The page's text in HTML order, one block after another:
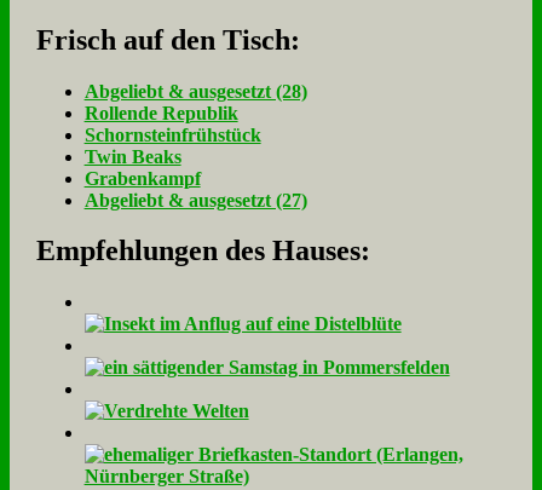
Frisch auf den Tisch:
Ab­ge­liebt & aus­ge­setzt (28)
Rol­len­de Re­pu­blik
Schorn­stein­früh­stück
Twin Beaks
Gra­ben­kampf
Ab­ge­liebt & aus­ge­setzt (27)
Empfehlungen des Hauses: